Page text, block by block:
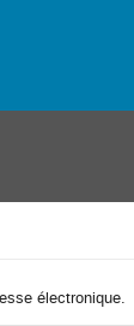
électronique.